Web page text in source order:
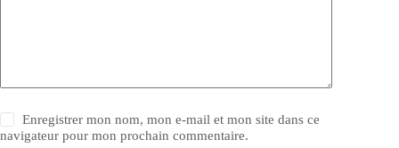
Enregistrer mon nom, mon e-mail et mon site dans ce
navigateur pour mon prochain commentaire.